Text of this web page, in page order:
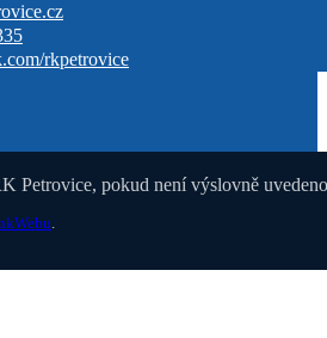
rkpetrovice
Petrovice, pokud není výslovně